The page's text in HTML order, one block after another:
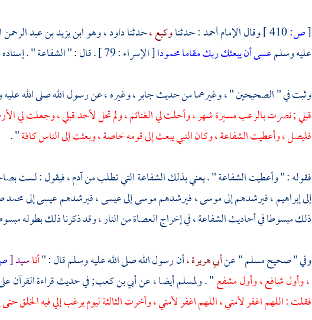
[ص:410 ] وقال الإمامأحمد: حدثناوكيع ،حدثناداود ،وهوابن يزيد بن عبد
عليه وسلمعسى أن يبعثك ربك مقاما محمودا[ الإسراء : 79 ] . قال : " الشفاعة " . إسناده حسن .
وثبت في " الصحيحين " ، وغيرهما من حديثجابر ،وغيره ، عن رسول الله صلى الله
قبلي ; نصرت بالرعب مسيرة شهر ، وأحلت لي الغنائم ، ولم تحل لأحد قبلي ، وجعلت لي
فليصل ، وأعطيت الشفاعة ، وكان النبي يبعث إلى قومه خاصة ، وبعثت إلى الناس كافة" .
فقوله : " وأعطيت الشفاعة " . يعني بذلك الشفاعة التي تطلب منآدم ،فيقول : لست
إلىإبراهيم ،فيرشدهم إلىموسى ،فيرشدهمموسىإلىعيسى ،فيرشدهمعيسىإلىمحمد
ذلك مبسوطا في أحاديث الشفاعة ، في إخراج العصاة من النار ، وقد ذكرنا ذلك بطوله
وفي " صحيحمسلم" عنأبي هريرة ،أن رسول الله صلى الله عليه وسلم قال : "أناسيد[
، وأول شافع ، وأول مشفع" .ولمسلمأيضا ، عنأبي بن كعب;في حديث قراءة القرآن
فقلت : اللهم اغفر لأمتي ، اللهم اغفر لأمتي ، وأخرت الثالثة ليوم يرغب إلي فيه الخلق حتى